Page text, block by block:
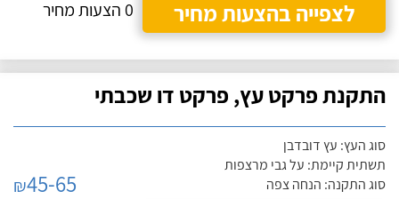
לצפייה בהצעות מחיר
0 הצעות מחיר
התקנת פרקט עץ, פרקט דו שכבתי
סוג העץ: עץ דובדבן
תשתית קיימת: על גבי מרצפות
סוג התקנה: הנחה צפה
₪45-65